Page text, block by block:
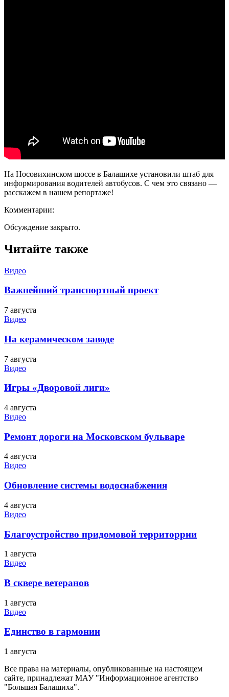
На Носовихинском шоссе в Балашихе установили штаб для
информирования водителей автобусов. С чем это связано —
расскажем в нашем репортаже!
Комментарии:
Обсуждение закрыто.
Читайте также
Видео
Важнейший транспортный проект
7 августа
Видео
На керамическом заводе
7 августа
Видео
Игры «Дворовой лиги»
4 августа
Видео
Ремонт дороги на Московском бульваре
4 августа
Видео
Обновление системы водоснабжения
4 августа
Видео
Благоустройство придомовой территоррии
1 августа
Видео
В сквере ветеранов
1 августа
Видео
Единство в гармонии
1 августа
Все права на материалы, опубликованные на настоящем
сайте, принадлежат МАУ "Информационное агентство
"Большая Балашиха".